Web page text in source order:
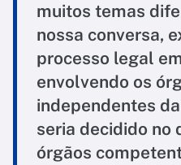
muitos temas
nossa conversa,
processo legal
envolvendo os
independentes
seria decidido no
órgãos